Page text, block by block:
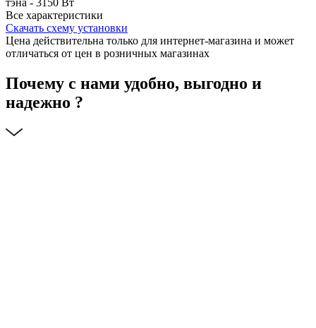
Все характеристики
Скачать схему установки
Цена действительна только для интернет-магазина и может
отличаться от цен в розничных магазинах
Почему с нами удобно, выгодно и
надежно ?